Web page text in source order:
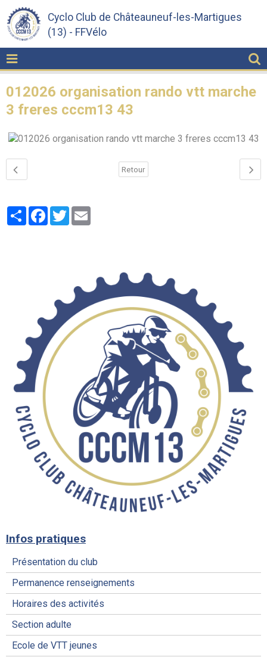
Cyclo Club de Châteauneuf-les-Martigues
(13) - FFVélo
012026 organisation rando vtt marche
3 freres cccm13 43
Retour
PartagerFacebook
Twitter
Infos pratiques
Présentation du club
Permanence renseignements
Horaires des activités
Section adulte
Ecole de VTT jeunes